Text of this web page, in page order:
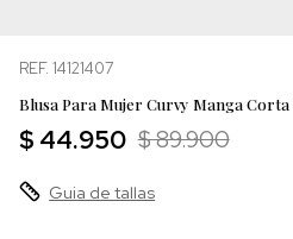
REF. 14121407
Blusa Para Mujer Curvy Manga
$ 44.950 $ 89.900
Guia de tallas